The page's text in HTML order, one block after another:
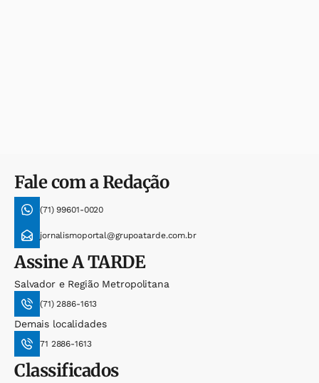
Fale com a Redação
(71) 99601-0020
jornalismoportal@grupoatarde.com.br
AssineA TARDE
Salvador e Região Metropolitana
(71) 2886-1613
Demais localidades
71 2886-1613
Classificados